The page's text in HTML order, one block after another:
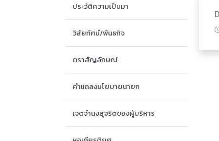
ประวัติความเป็นมา
วิสัยทัศน์/พันธกิจ
ตราสัญลักษณ์
คำแถลงนโยบายนายก
เจตจำนงสุจริตของผู้บริหาร